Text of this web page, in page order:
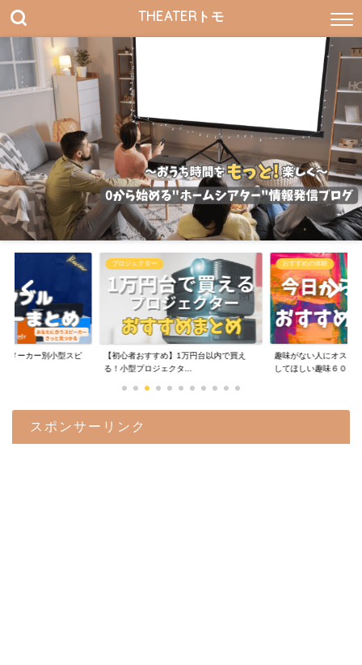
THEATERトモ
メーカー別小型スピ
プロジェクター
【初心者おすすめ】1万円台以内で買え
る！小型プロジェクタ...
おすすめの体験
趣味がない人にオスス
してほしい趣味６０...
スポンサーリンク